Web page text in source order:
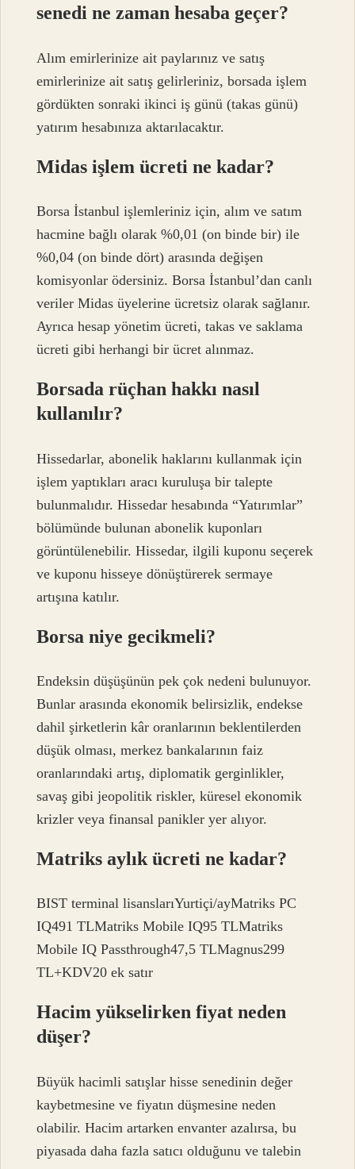
senedi ne zaman hesaba geçer?
Alım emirlerinize ait paylarınız ve satış
emirlerinize ait satış gelirleriniz, borsada işlem
gördükten sonraki ikinci iş günü (takas günü)
yatırım hesabınıza aktarılacaktır.
Midas işlem ücreti ne kadar?
Borsa İstanbul işlemleriniz için, alım ve satım
hacmine bağlı olarak %0,01 (on binde bir) ile
%0,04 (on binde dört) arasında değişen
komisyonlar ödersiniz. Borsa İstanbul’dan canlı
veriler Midas üyelerine ücretsiz olarak sağlanır.
Ayrıca hesap yönetim ücreti, takas ve saklama
ücreti gibi herhangi bir ücret alınmaz.
Borsada rüçhan hakkı nasıl
kullanılır?
Hissedarlar, abonelik haklarını kullanmak için
işlem yaptıkları aracı kuruluşa bir talepte
bulunmalıdır. Hissedar hesabında “Yatırımlar”
bölümünde bulunan abonelik kuponları
görüntülenebilir. Hissedar, ilgili kuponu seçerek
ve kuponu hisseye dönüştürerek sermaye
artışına katılır.
Borsa niye gecikmeli?
Endeksin düşüşünün pek çok nedeni bulunuyor.
Bunlar arasında ekonomik belirsizlik, endekse
dahil şirketlerin kâr oranlarının beklentilerden
düşük olması, merkez bankalarının faiz
oranlarındaki artış, diplomatik gerginlikler,
savaş gibi jeopolitik riskler, küresel ekonomik
krizler veya finansal panikler yer alıyor.
Matriks aylık ücreti ne kadar?
BIST terminal lisanslarıYurtiçi/ayMatriks PC
IQ491 TLMatriks Mobile IQ95 TLMatriks
Mobile IQ Passthrough47,5 TLMagnus299
TL+KDV20 ek satır
Hacim yükselirken fiyat neden
düşer?
Büyük hacimli satışlar hisse senedinin değer
kaybetmesine ve fiyatın düşmesine neden
olabilir. Hacim artarken envanter azalırsa, bu
piyasada daha fazla satıcı olduğunu ve talebin